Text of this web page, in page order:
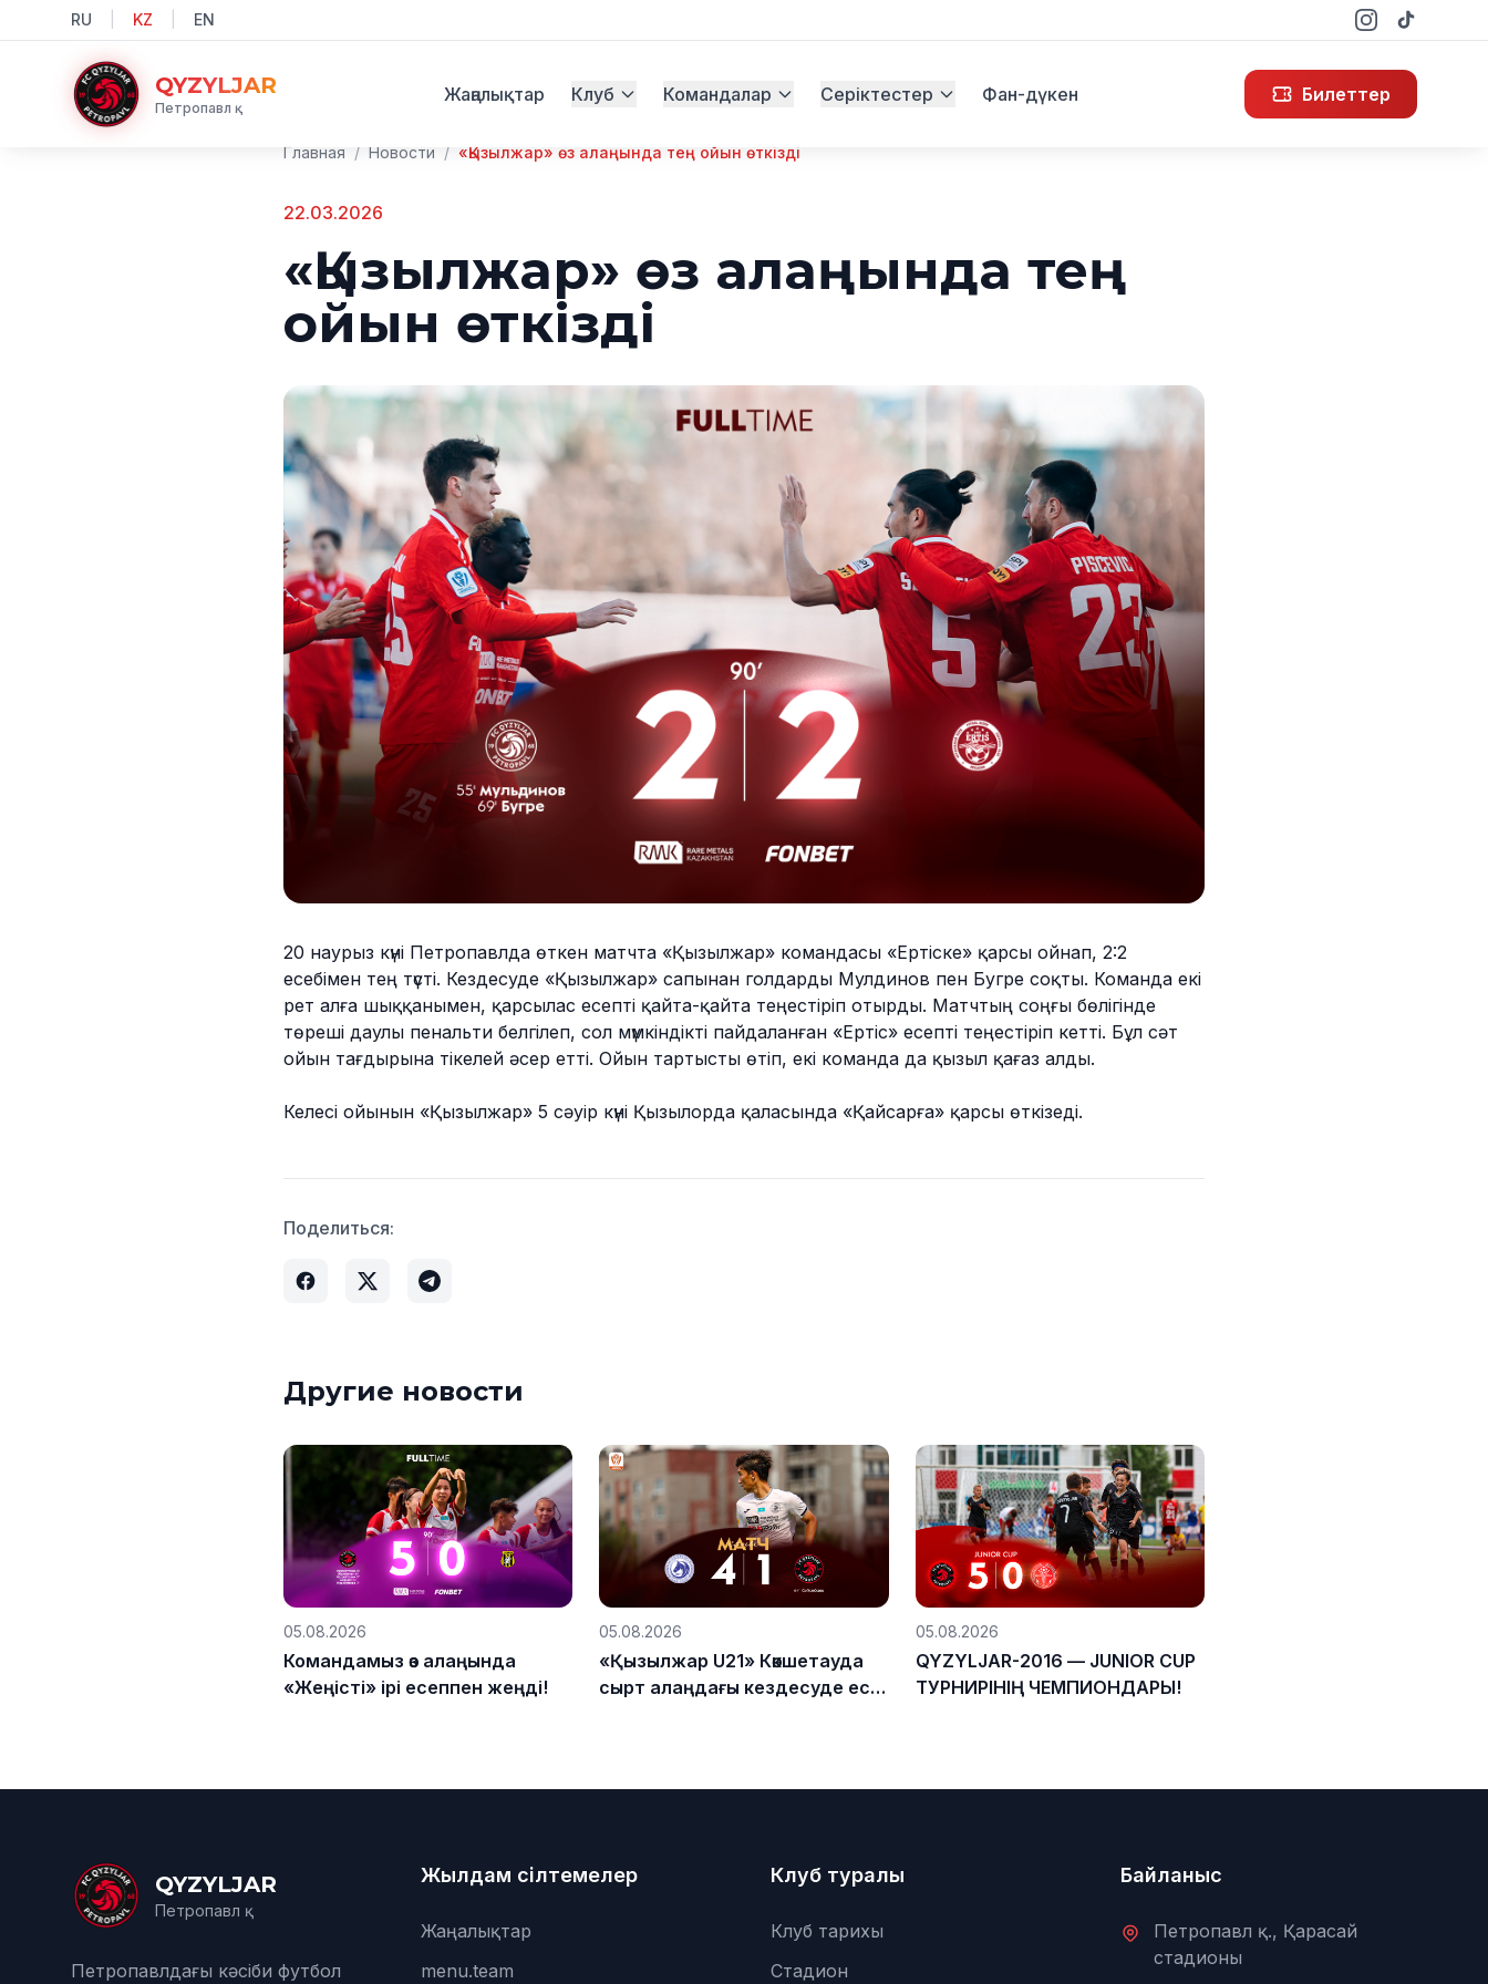
RU KZ EN
QYZYLJAR
Петропавл қ.
Жаңалықтар Клуб Командалар Серіктестер Фан-дүкен Билеттер
Главная / Новости / «Қызылжар» өз алаңында тең ойын өткізді
22.03.2026
«Қызылжар» өз алаңында тең
ойын өткізді
20 наурыз күні Петропавлда өткен матчта «Қызылжар» командасы «Ертіске» қарсы ойнап, 2:2
есебімен тең түсті. Кездесуде «Қызылжар» сапынан голдарды Мулдинов пен Бугре соқты. Команда екі
рет алға шыққанымен, қарсылас есепті қайта-қайта теңестіріп отырды. Матчтың соңғы бөлігінде
төреші даулы пенальти белгілеп, сол мүмкіндікті пайдаланған «Ертіс» есепті теңестіріп кетті. Бұл сәт
ойын тағдырына тікелей әсер етті. Ойын тартысты өтіп, екі команда да қызыл қағаз алды.
Келесі ойынын «Қызылжар» 5 сәуір күні Қызылорда қаласында «Қайсарға» қарсы өткізеді.
Поделиться:
Другие новости
05.08.2026
Командамыз өз алаңында
«Жеңісті» ірі есеппен жеңді!
05.08.2026
«Қызылжар U21» Көкшетауда
сырт алаңдағы кездесуде есе
05.08.2026
QYZYLJAR-2016 — JUNIOR CUP
ТУРНИРІНІҢ ЧЕМПИОНДАРЫ!
QYZYLJAR
Петропавл қ.
Петропавлдағы кәсіби футбол
Жылдам сілтемелер
Жаңалықтар
menu.team
Клуб туралы
Клуб тарихы
Стадион
Байланыс
Петропавл қ., Қарасай
стадионы